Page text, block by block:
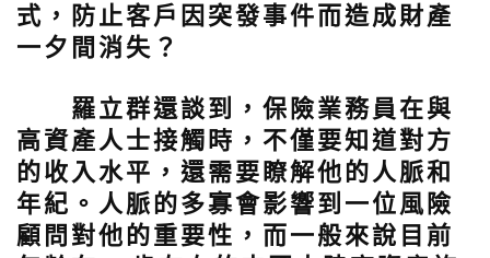
式，防止客戶因突發事件而造成財產
一夕間消失？
羅立群還談到，保險業務員在與
高資產人士接觸時，不僅要知道對方
的收入水平，還需要瞭解他的人脈和
年紀。人脈的多寡會影響到一位風險
顧問對他的重要性，而一般來說目前